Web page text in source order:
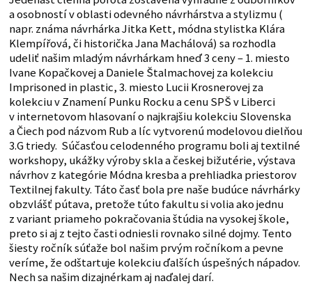
a osobností v oblasti odevného návrhárstva a stylizmu (
napr. známa návrhárka Jitka Kett, módna stylistka Klára
Klempířová, či historička Jana Machálová) sa rozhodla
udeliť našim mladým návrhárkam hneď 3 ceny – 1. miesto
Ivane Kopačkovej a Daniele Štalmachovej za kolekciu
Imprisoned in plastic, 3. miesto Lucii Krosnerovej za
kolekciu v Znamení Punku Rocku a cenu SPŠ v Liberci
v internetovom hlasovaní o najkrajšiu kolekciu Slovenska
a Čiech pod názvom Rub a líc vytvorenú modelovou dielňou
3.G triedy. Súčasťou celodenného programu boli aj textilné
workshopy, ukážky výroby skla a českej bižutérie, výstava
návrhov z kategórie Módna kresba a prehliadka priestorov
Textilnej fakulty. Táto časť bola pre naše budúce návrhárky
obzvlášť pútava, pretože túto fakultu si volia ako jednu
z variant priameho pokračovania štúdia na vysokej škole,
preto si aj z tejto časti odniesli rovnako silné dojmy. Tento
šiesty ročník súťaže bol našim prvým ročníkom a pevne
veríme, že odštartuje kolekciu ďalších úspešných nápadov.
Nech sa našim dizajnérkam aj naďalej darí.